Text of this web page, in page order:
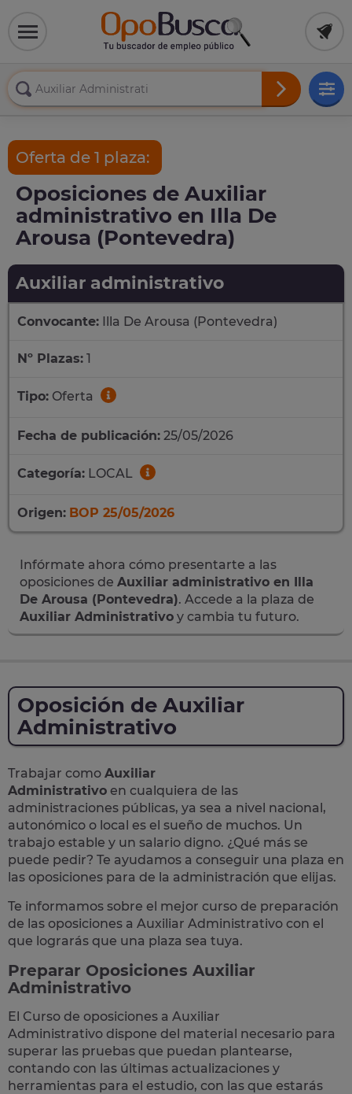
Oferta de 1 plaza:
Oposiciones de Auxiliar
administrativo en Illa De
Arousa (Pontevedra)
Auxiliar administrativo
Convocante: Illa De Arousa (Pontevedra)
Nº Plazas: 1
Tipo: Oferta
Fecha de publicación: 25/05/2026
Categoría: LOCAL
Origen: BOP 25/05/2026
Infórmate ahora cómo presentarte a las
oposiciones de Auxiliar administrativo en Illa
De Arousa (Pontevedra). Accede a la plaza de
Auxiliar Administrativo y cambia tu futuro.
Oposición de Auxiliar
Administrativo
Trabajar como Auxiliar
Administrativo en cualquiera de las
administraciones públicas, ya sea a nivel nacional,
autonómico o local es el sueño de muchos. Un
trabajo estable y un salario digno. ¿Qué más se
puede pedir? Te ayudamos a conseguir una plaza en
las oposiciones para de la administración que elijas.
Te informamos sobre el mejor curso de preparación
de las oposiciones a Auxiliar Administrativo con el
que lograrás que una plaza sea tuya.
Preparar Oposiciones Auxiliar
Administrativo
El Curso de oposiciones a Auxiliar
Administrativo dispone del material necesario para
superar las pruebas que puedan plantearse,
contando con las últimas actualizaciones y
herramientas para el estudio, con las que estarás